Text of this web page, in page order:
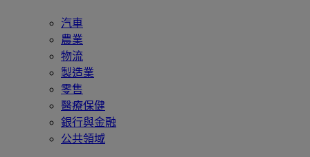
汽車
農業
物流
製造業
零售
醫療保健
銀行與金融
公共領域